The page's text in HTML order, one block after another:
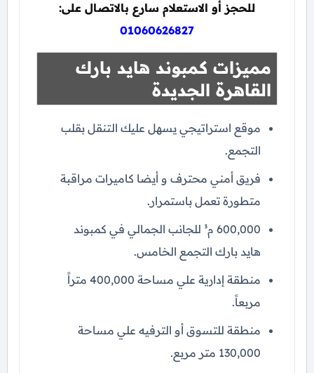
للحجز أو الاستعلام سارع بالاتصال على:
01060626827
مميزات كمبوند هايد بارك
القاهرة الجديدة
موقع استراتيجي يسهل عليك التنقل بقلب
التجمع.
فريق أمني محترف و أيضا كاميرات مراقبة
متطورة تعمل باستمرار.
600,000 م³ للجانب الجمالي في كمبوند
هايد بارك التجمع الخامس.
منطقة إدارية علي مساحة 400,000 متراً
مربعاً.
منطقة للتسوق أو الترفيه علي مساحة
130,000 متر مربع.